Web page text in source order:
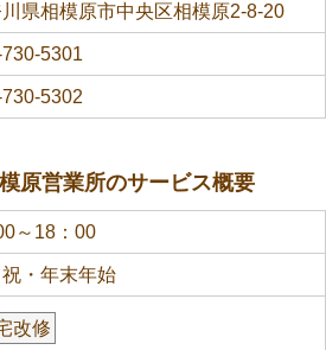
県相模原市中央区相模原2-8-20
5301
5302
原営業所のサービス概要
～18：00
祝・年末年始
改修